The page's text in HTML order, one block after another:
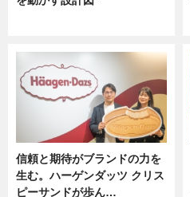
信頼と期待がブランドの力を
生む。ハーゲンダッツ クリス
ピーサンドが歩ん…